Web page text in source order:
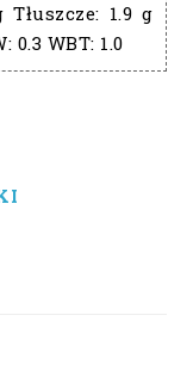
Tłuszcze: 1.9 g
0.3 WBT: 1.0